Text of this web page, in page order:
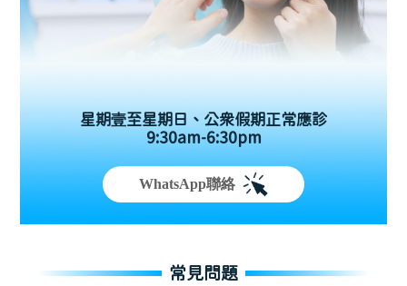
星期壹至星期日、公眾假期正常應診
9:30am-6:30pm
WhatsApp聯絡
常見問題